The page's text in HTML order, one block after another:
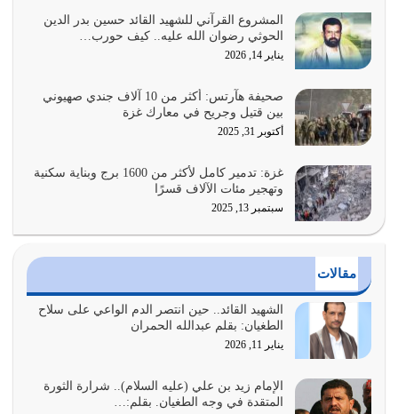
يوليو 27, 2026
عندما يكون عدوك هو عدو الله معناه أن تكون نقاط الضعف
فيه كثيرة وسينصرك الله عليه إذا…
يوليو 26, 2026
أراد الله لهذه الأمة ان تكون خير امة أخرجت للناس بالنهوض
بالأمر بالمعروف والنهي عن…
يوليو 25, 2026
الدين الذي شرعه الله لا يجوز أن يخضع لآرائنا وأهوائنا
أي أمة تتفرق في الدين وتتفرق في كيانها معناه أنها أصبحت
أمة عاجزة عن النهوض…
يوليو 23, 2026
بحبل الله جميعاً وليس كل…
يوليو 22, 2026
المشروع القرآني للشهيد القائد حسين بدر الدين
الحوثي رضوان الله عليه.. كيف حورب…
يناير 14, 2026
صحيفة هآرتس: أكثر من 10 آلاف جندي صهيوني
بين قتيل وجريح في معارك غزة
أكتوبر 31, 2025
غزة: تدمير كامل لأكثر من 1600 برج وبناية سكنية
وتهجير مئات الآلاف قسرًا
سبتمبر 13, 2025
مقالات
الشهيد القائد.. حين انتصر الدم الواعي على سلاح
الطغيان: بقلم عبدالله الحمران
يناير 11, 2026
الإمام زيد بن علي (عليه السلام).. شرارة الثورة
المتقدة في وجه الطغيان. بقلم:…